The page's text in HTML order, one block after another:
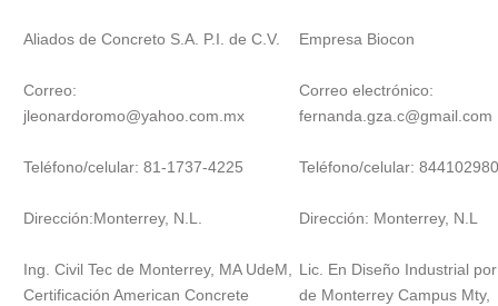
Aliados de Concreto S.A. P.I. de C.V.
Correo:
jleonardoromo@yahoo.com.mx
Teléfono/celular: 81-1737-4225
Dirección:Monterrey, N.L.
Ing. Civil Tec de Monterrey, MA UdeM,
Certificación American Concrete
Empresa Biocon
Correo electrónico:
fernanda.gza.c@gmail.com
Teléfono/celular:
Dirección: Monterrey, N.L
Lic. En Diseño Industrial
de Monterrey Campus Mty,